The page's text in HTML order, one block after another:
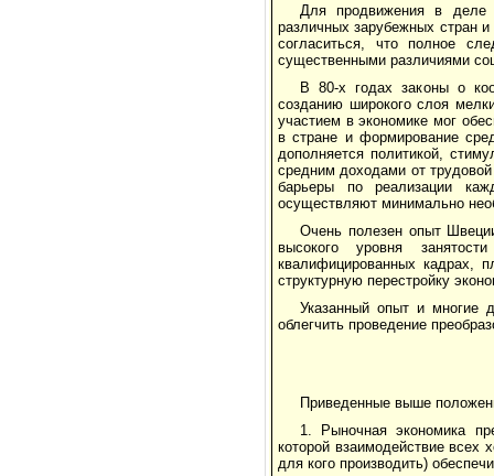
Для продвижения в деле
различных зарубежных стран
согласиться, что полное
существенными различиями
В 80-х годах законы о
созданию широкого слоя
участием в экономике мог
в стране и формирование
дополняется политикой,
средним доходами от
барьеры по реализации
осуществляют минимально
Очень полезен опыт
высокого уровня
квалифицированных кадрах,
структурную перестройку
Указанный опыт и многие
облегчить проведение
Приведенные выше
1. Рыночная экономика
которой взаимодействие всех
для кого производить)